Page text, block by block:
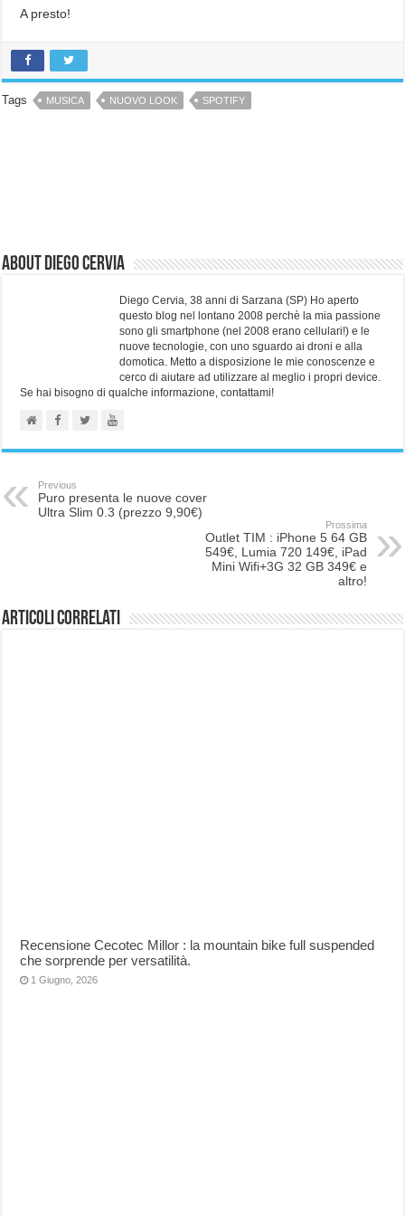
A presto!
Tags MUSICA NUOVO LOOK SPOTIFY
About Diego Cervia
Diego Cervia, 38 anni di Sarzana (SP) Ho aperto
questo blog nel lontano 2008 perchè la mia passione
sono gli smartphone (nel 2008 erano cellulari!) e le
nuove tecnologie, con uno sguardo ai droni e alla
domotica. Metto a disposizione le mie conoscenze e
cerco di aiutare ad utilizzare al meglio i propri device.
Se hai bisogno di qualche informazione, contattami!
Previous
Puro presenta le nuove cover
Ultra Slim 0.3 (prezzo 9,90€)
Prossima
Outlet TIM : iPhone 5 64 GB
549€, Lumia 720 149€, iPad
Mini Wifi+3G 32 GB 349€ e
altro!
Articoli correlati
Recensione Cecotec Millor : la mountain bike full suspended
che sorprende per versatilità.
1 Giugno, 2026